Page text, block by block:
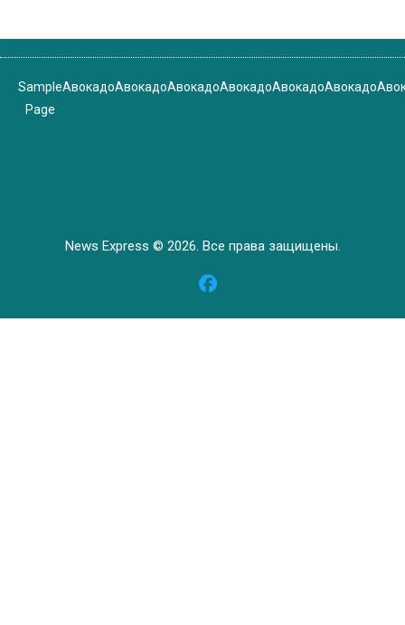
Sample
Page
АвокадоАвокадоАвокадоАвокадоАвокадоАвокадо
News Express © 2026. Все права защищены.